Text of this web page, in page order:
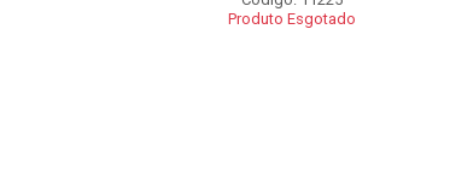
Produto Esgotado